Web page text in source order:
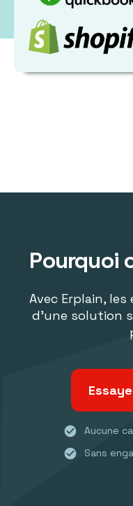
Pourquoi
Avec Erplain,
d'une solution
check_circle Aucune
check_circle Sans